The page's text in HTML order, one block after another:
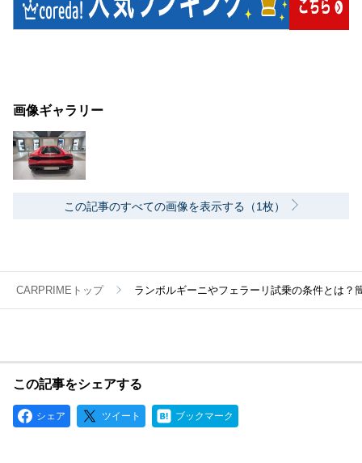
画像ギャラリー
この記事のすべての画像を表示する（1枚）
CARPRIMEトップ ランボルギーニやフェラーリ試乗の条件とは？
この記事をシェアする
シェア ツイート ブックマーク